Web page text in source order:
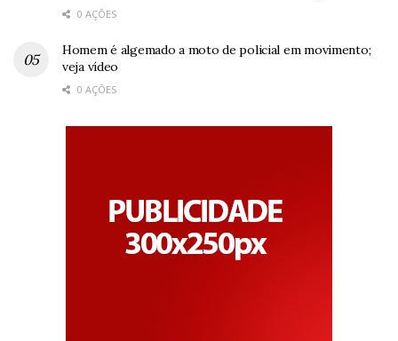
0 AÇÕES
Homem é algemado a moto de policial em movimento;
veja vídeo
0 AÇÕES